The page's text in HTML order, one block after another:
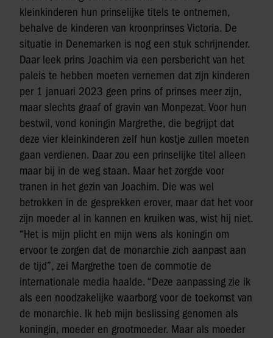
kleinkinderen hun prinselijke titels te ontnemen,
behalve de kinderen van kroonprinses Victoria. De
situatie in Denemarken is nog een stuk schrijnender.
Daar leek prins Joachim via een persbericht van het
paleis te hebben moeten vernemen dat zijn kinderen
per 1 januari 2023 geen prins of prinses meer zijn,
maar slechts graaf of gravin van Monpezat. Voor hun
bestwil, vond koningin Margrethe, die begrijpt dat
deze vier kleinkinderen zelf hun kostje zullen moeten
gaan verdienen. Daar zou een prinselijke titel alleen
maar bij in de weg staan. Maar het zorgde voor
tranen in het gezin van Joachim. Die was wel
betrokken in de gesprekken erover, maar dat het voor
zijn moeder al in kannen en kruiken was, wist hij niet.
“Het is mijn plicht en mijn wens als koningin om
ervoor te zorgen dat de monarchie zich aanpast aan
de tijd”, zei Margrethe toen de commotie de
internationale media haalde. “Deze aanpassing zie ik
als een noodzakelijke waarborg voor de toekomst van
de monarchie. Ik heb mijn beslissing genomen als
koningin, moeder en grootmoeder. Maar als moeder